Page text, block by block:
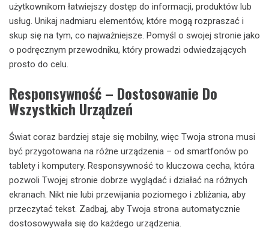
użytkownikom łatwiejszy dostęp do informacji, produktów lub
usług. Unikaj nadmiaru elementów, które mogą rozpraszać i
skup się na tym, co najważniejsze. Pomyśl o swojej stronie jako
o podręcznym przewodniku, który prowadzi odwiedzających
prosto do celu.
Responsywność – Dostosowanie Do
Wszystkich Urządzeń
Świat coraz bardziej staje się mobilny, więc Twoja strona musi
być przygotowana na różne urządzenia – od smartfonów po
tablety i komputery. Responsywność to kluczowa cecha, która
pozwoli Twojej stronie dobrze wyglądać i działać na różnych
ekranach. Nikt nie lubi przewijania poziomego i zbliżania, aby
przeczytać tekst. Zadbaj, aby Twoja strona automatycznie
dostosowywała się do każdego urządzenia.